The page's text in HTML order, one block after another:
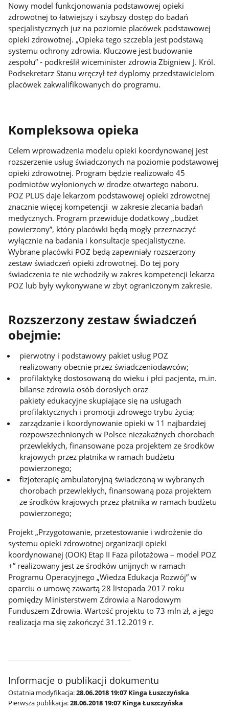
Nowy model funkcjonowania podstawowej opieki
zdrowotnej to łatwiejszy i szybszy dostęp do badań
specjalistycznych już na poziomie placówek podstawowej
opieki zdrowotnej. „Opieka tego szczebla jest podstawą
systemu ochrony zdrowia. Kluczowe jest budowanie
zespołu” - podkreślił wiceminister zdrowia Zbigniew J. Król.
Podsekretarz Stanu wręczył też dyplomy przedstawicielom
placówek zakwalifikowanych do programu.
Kompleksowa opieka
Celem wprowadzenia modelu opieki koordynowanej jest
rozszerzenie usług świadczonych na poziomie podstawowej
opieki zdrowotnej. Program będzie realizowało 45
podmiotów wyłonionych w drodze otwartego naboru.
POZ PLUS daje lekarzom podstawowej opieki zdrowotnej
znacznie więcej kompetencji w zakresie zlecania badań
medycznych. Program przewiduje dodatkowy „budżet
powierzony”, który placówki będą mogły przeznaczyć
wyłącznie na badania i konsultacje specjalistyczne.
Wybrane placówki POZ będą zapewniały rozszerzony
zestaw świadczeń opieki zdrowotnej. Do tej pory
świadczenia te nie wchodziły w zakres kompetencji lekarza
POZ lub były wykonywane w zbyt ograniczonym zakresie.
Rozszerzony zestaw świadczeń
obejmie:
pierwotny i podstawowy pakiet usług POZ
realizowany obecnie przez świadczeniodawców;
profilaktykę dostosowaną do wieku i płci pacjenta, m.in.
bilanse zdrowia osób dorosłych oraz
pakiety edukacyjne skupiające się na usługach
profilaktycznych i promocji zdrowego trybu życia;
zarządzanie i koordynowanie opieki w 11 najbardziej
rozpowszechnionych w Polsce niezakaźnych chorobach
przewlekłych, finansowane poza projektem ze środków
krajowych przez płatnika w ramach budżetu
powierzonego;
fizjoterapię ambulatoryjną świadczoną w wybranych
chorobach przewlekłych, finansowaną poza projektem
ze środków krajowych przez płatnika w ramach budżetu
powierzonego;
Projekt „Przygotowanie, przetestowanie i wdrożenie do
systemu opieki zdrowotnej organizacji opieki
koordynowanej (OOK) Etap II Faza pilotażowa – model POZ
+” realizowany jest ze środków unijnych w ramach
Programu Operacyjnego „Wiedza Edukacja Rozwój” w
oparciu o umowę zawartą 28 listopada 2017 roku
pomiędzy Ministerstwem Zdrowia a Narodowym
Funduszem Zdrowia. Wartość projektu to 73 mln zł, a jego
realizacja ma się zakończyć 31.12.2019 r.
Informacje o publikacji dokumentu
Ostatnia modyfikacja:28.06.2018 19:07 Kinga Łuszczyńska
Pierwsza publikacja:28.06.2018 19:07 Kinga Łuszczyńska